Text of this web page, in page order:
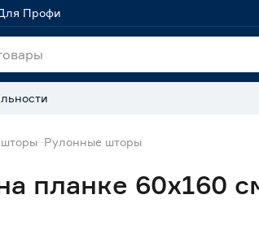
Профи
Рулонные шторы
планке 60x160